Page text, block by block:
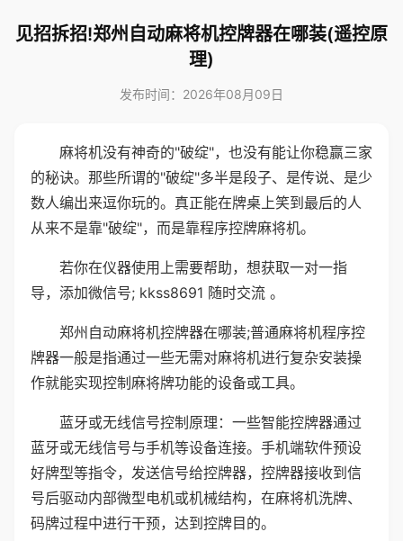
见招拆招!郑州自动麻将机控牌器在哪装(遥控原
理)
发布时间：2026年08月09日
麻将机没有神奇的"破绽"，也没有能让你稳赢三家
的秘诀。那些所谓的"破绽"多半是段子、是传说、是少
数人编出来逗你玩的。真正能在牌桌上笑到最后的人
从来不是靠"破绽"，而是靠程序控牌麻将机。
若你在仪器使用上需要帮助，想获取一对一指
导，添加微信号; kkss8691 随时交流 。
郑州自动麻将机控牌器在哪装;普通麻将机程序控
牌器一般是指通过一些无需对麻将机进行复杂安装操
作就能实现控制麻将牌功能的设备或工具。
蓝牙或无线信号控制原理：一些智能控牌器通过
蓝牙或无线信号与手机等设备连接。手机端软件预设
好牌型等指令，发送信号给控牌器，控牌器接收到信
号后驱动内部微型电机或机械结构，在麻将机洗牌、
码牌过程中进行干预，达到控牌目的。